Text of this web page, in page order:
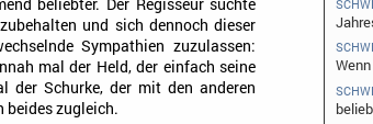
beliebter. Der Regisseur suchte
und sich dennoch dieser
Sympathien zuzulassen:
mal der Held, der einfach seine
der Schurke, der mit den anderen
beides zugleich.